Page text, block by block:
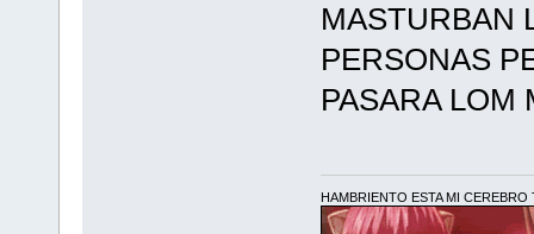
MASTURBAN
PERSONAS
PASARA LOM
HAMBRIENTO ESTA MI